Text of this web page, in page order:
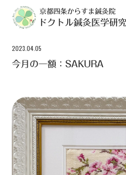
京都四条からすま鍼灸院
ドクトル鍼灸医学研
2023.04.05
今月の一額：SAKURA